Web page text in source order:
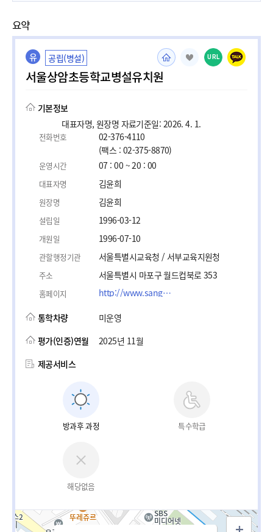
요약
유 공립(병설)
서울상암초등학교병설유치원
URL
기본정보
대표자명, 원장명 자료기준일: 2026. 4. 1.
전화번호
02-376-4110
(팩스 : 02-375-8870)
운영시간 07 : 00 ~ 20 : 00
대표자명 김윤희
원장명 김윤희
설립일 1996-03-12
개원일 1996-07-10
관할행정기관 서울특별시교육청 / 서부교육지원청
주소 서울특별시 마포구 월드컵북로 353
홈페이지 http://www.sangam.es.kr
통학차량
미운영
평가(인증)연월
2025년 11월
제공서비스
방과후 과정 특수학급
해당없음